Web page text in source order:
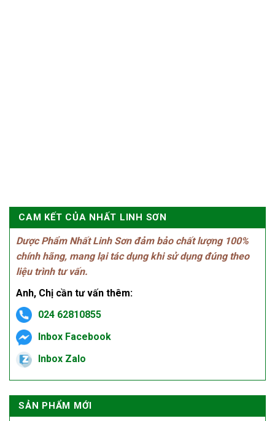
CAM KẾT CỦA NHẤT LINH SƠN
Dược Phẩm Nhất Linh Sơn đảm bảo chất lượng 100%
chính hãng, mang lại tác dụng khi sử dụng đúng theo
liệu trình tư vấn.
Anh, Chị cần tư vấn thêm:
024 62810855
Inbox Facebook
Inbox Zalo
SẢN PHẨM MỚI